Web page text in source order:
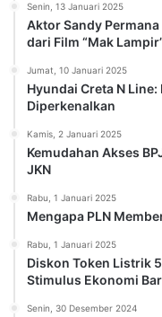
Senin, 13 Januari 2025
Aktor Sandy
dari Film “Mak
Jumat, 10 Januari 2025
Hyundai Creta N
Diperkenalkan
Kamis, 2 Januari 2025
Kemudahan Akses
JKN
Rabu, 1 Januari 2025
Mengapa PLN
Rabu, 1 Januari 2025
Diskon Token Listrik
Stimulus Ekonomi
Senin, 30 Desember 2024